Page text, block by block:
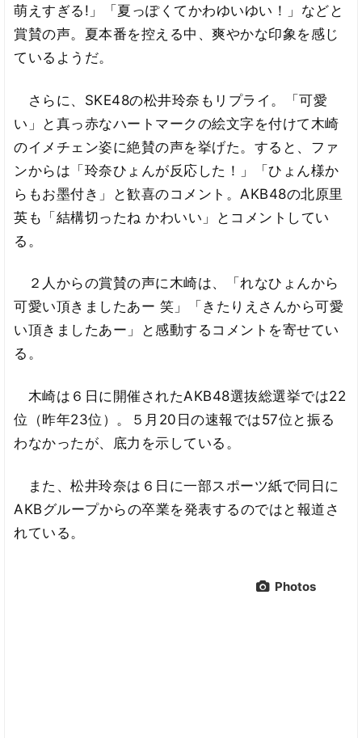
萌えすぎる!」「夏っぽくてかわゆいゆい！」などと
賞賛の声。夏本番を控える中、爽やかな印象を感じ
ているようだ。
さらに、SKE48の松井玲奈もリプライ。「可愛
い」と真っ赤なハートマークの絵文字を付けて木崎
のイメチェン姿に絶賛の声を挙げた。すると、ファ
ンからは「玲奈ひょんが反応した！」「ひょん様か
らもお墨付き」と歓喜のコメント。AKB48の北原里
英も「結構切ったね かわいい」とコメントしてい
る。
２人からの賞賛の声に木崎は、「れなひょんから
可愛い頂きましたあー 笑」「きたりえさんから可愛
い頂きましたあー」と感動するコメントを寄せてい
る。
木崎は６日に開催されたAKB48選抜総選挙では22
位（昨年23位）。５月20日の速報では57位と振る
わなかったが、底力を示している。
また、松井玲奈は６日に一部スポーツ紙で同日に
AKBグループからの卒業を発表するのではと報道さ
れている。
Photos